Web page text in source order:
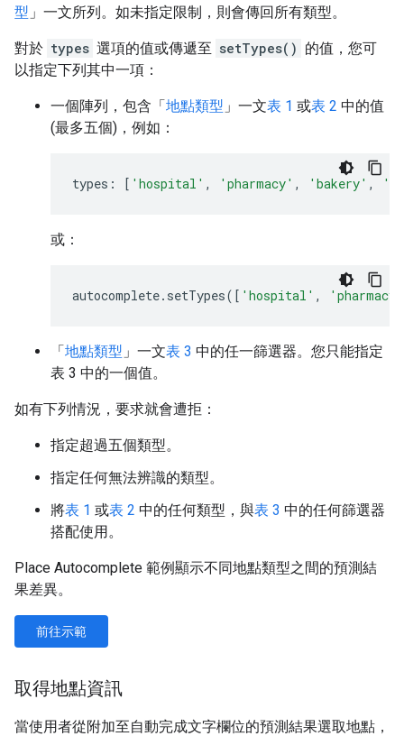
型 」一文所列。如未指定限制，則會傳回所有類型。
對於 types 選項的值或傳遞至 setTypes() 的值，您可
以指定下列其中一項：
一個陣列，包含「地點類型 」一文表 1 或表 2 中的值
(最多五個)，例如：
types : [ 'hospital' , 'pharmacy' , 'bakery' ,
或：
autocomplete. setTypes([ 'hospital' , 'pharmacy'
「地點類型 」一文表 3 中的任一篩選器。您只能指定
表 3 中的一個值。
如有下列情況，要求就會遭拒：
指定超過五個類型。
指定任何無法辨識的類型。
將表 1 或表 2 中的任何類型，與表 3 中的任何篩選器
搭配使用。
Place Autocomplete 範例顯示不同地點類型之間的預測結
果差異。
前往示範
取得地點資訊
當使用者從附加至自動完成文字欄位的預測結果選取地點，